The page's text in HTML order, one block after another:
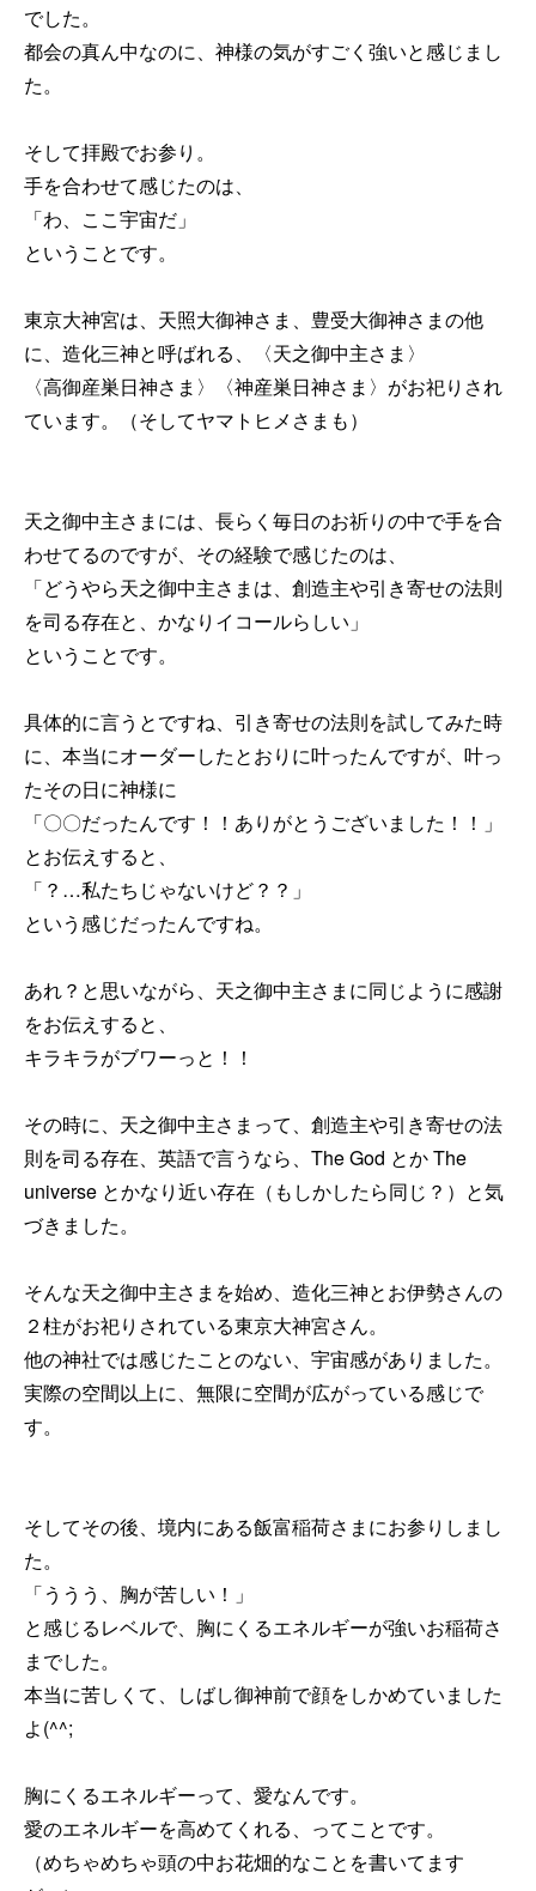
でした。
都会の真ん中なのに、神様の気がすごく強いと感じまし
た。
そして拝殿でお参り。
手を合わせて感じたのは、
「わ、ここ宇宙だ」
ということです。
東京大神宮は、天照大御神さま、豊受大御神さまの他
に、造化三神と呼ばれる、〈天之御中主さま〉
〈高御産巣日神さま〉〈神産巣日神さま〉がお祀りされ
ています。（そしてヤマトヒメさまも）
天之御中主さまには、長らく毎日のお祈りの中で手を合
わせてるのですが、その経験で感じたのは、
「どうやら天之御中主さまは、創造主や引き寄せの法則
を司る存在と、かなりイコールらしい」
ということです。
具体的に言うとですね、引き寄せの法則を試してみた時
に、本当にオーダーしたとおりに叶ったんですが、叶っ
たその日に神様に
「〇〇だったんです！！ありがとうございました！！」
とお伝えすると、
「？…私たちじゃないけど？？」
という感じだったんですね。
あれ？と思いながら、天之御中主さまに同じように感謝
をお伝えすると、
キラキラがブワーっと！！
その時に、天之御中主さまって、創造主や引き寄せの法
則を司る存在、英語で言うなら、The God とか The
universe とかなり近い存在（もしかしたら同じ？）と気
づきました。
そんな天之御中主さまを始め、造化三神とお伊勢さんの
２柱がお祀りされている東京大神宮さん。
他の神社では感じたことのない、宇宙感がありました。
実際の空間以上に、無限に空間が広がっている感じで
す。
そしてその後、境内にある飯富稲荷さまにお参りしまし
た。
「ううう、胸が苦しい！」
と感じるレベルで、胸にくるエネルギーが強いお稲荷さ
までした。
本当に苦しくて、しばし御神前で顔をしかめていました
よ(^^;
胸にくるエネルギーって、愛なんです。
愛のエネルギーを高めてくれる、ってことです。
（めちゃめちゃ頭の中お花畑的なことを書いてます